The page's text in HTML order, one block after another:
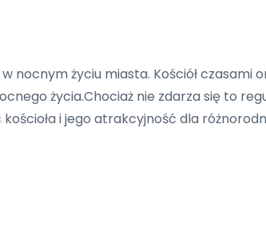
nocnym życiu miasta. Kościół czasami
życia.Chociaż nie zdarza się to
i jego atrakcyjność dla